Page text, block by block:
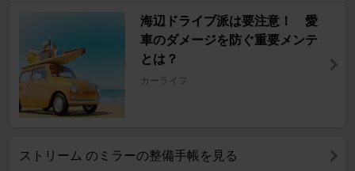
海辺ドライブ派は要注意！ 愛
車のダメージを防ぐ重要メンテ
とは？
カーライフ
ストリーム のミラーの整備手帳を見る